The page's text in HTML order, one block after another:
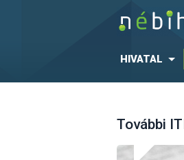
HIVATAL
További